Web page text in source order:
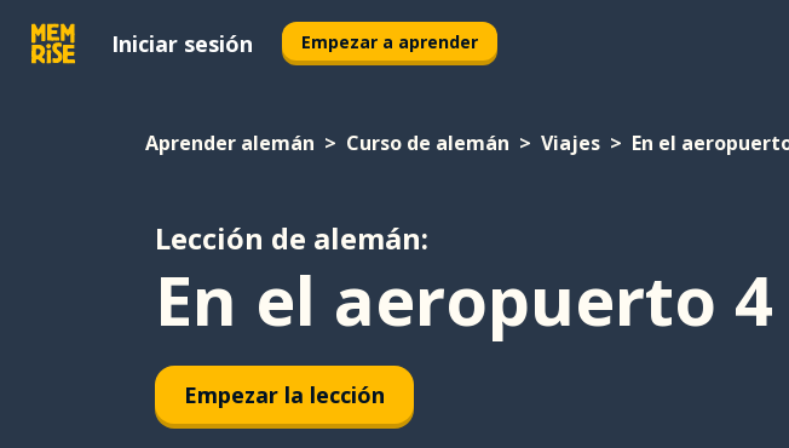
Iniciar sesión Empezar a aprender
Aprender alemán Curso de alemán Viajes En el
Lección de alemán:
En el aeropuerto 4
Empezar la lección